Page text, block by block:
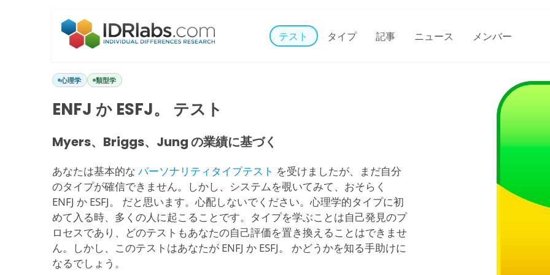
テスト タイプ 記事 ニュース メンバー
心理学 類型学
ENFJ か ESFJ。 テスト
Myers、Briggs、Jung の業績に基づく
あなたは基本的な パーソナリティタイプテスト を受けましたが、まだ自分
のタイプが確信できません。しかし、システムを覗いてみて、おそらく
ENFJ か ESFJ。 だと思います。心配しないでください。心理学的タイプに初
めて入る時、多くの人に起こることです。タイプを学ぶことは自己発見のプ
ロセスであり、どのテストもあなたの自己評価を置き換えることはできませ
ん。しかし、このテストはあなたが ENFJ か ESFJ。 かどうかを知る手助けに
なるでしょう。